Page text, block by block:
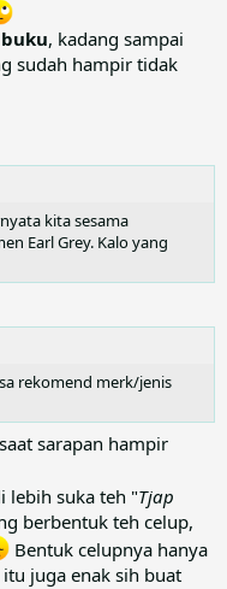
, kadang sampai
sudah hampir tidak
kita sesama
Earl Grey. Kalo yang
rekomend merk/jenis
sarapan hampir
lebih suka teh "Tjap
berbentuk teh celup,
Bentuk celupnya hanya
juga enak sih buat